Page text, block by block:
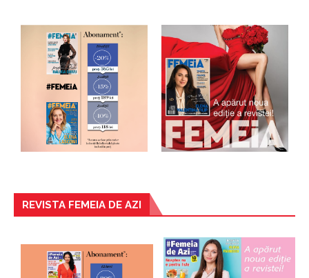
REVISTA FEMEIA DE AZI